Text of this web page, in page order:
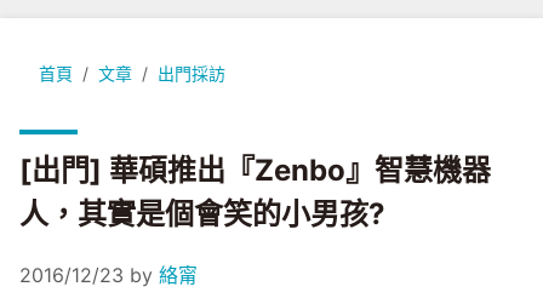
首頁 文章 出門採訪
[出門] 華碩推出『Zenbo』智慧機器人，其實是個會笑的小男
[出門] 華碩推出『Zenbo』智慧機器
人，其實是個會笑的小男孩?
2016/12/23 by 絡甯